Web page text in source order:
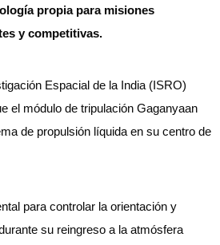
propia para misiones
y competitivas.
Espacial de la India (ISRO)
el módulo de tripulación Gaganyaan
de propulsión líquida en su centro de
para controlar la orientación y
su reingreso a la atmósfera